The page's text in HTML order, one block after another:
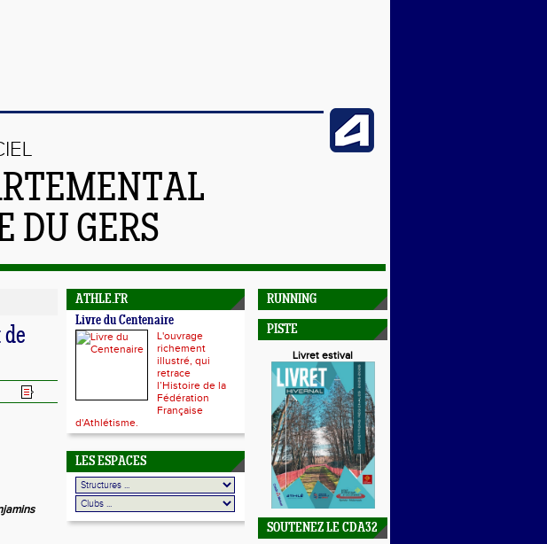
DU GERS
ATHLE.FR
Livre du Centenaire
L'ouvrage
richement
illustré, qui
retrace
l’Histoire de la
Fédération
Française
d'Athlétisme.
LES ESPACES
RUNNING
PISTE
Livret estival
SOUTENEZ LE CDA32